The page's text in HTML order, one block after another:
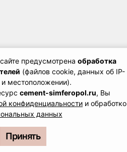
предусмотрена обработка
(файлов cookie, данных об IP-
местоположении).
cement-simferopol.ru, Вы
конфиденциальности и
данных
Принять